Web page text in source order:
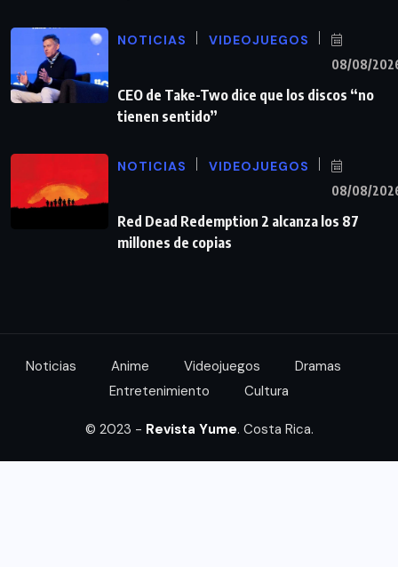
NOTICIAS VIDEOJUEGOS
08/08/
CEO de Take-Two dice que los discos “no
tienen sentido”
NOTICIAS VIDEOJUEGOS
08/08/
Red Dead Redemption 2 alcanza los 87
millones de copias
Noticias Anime Videojuegos
Dramas
Entretenimiento
Cultura
© 2023 - Revista Yume. Costa Rica.